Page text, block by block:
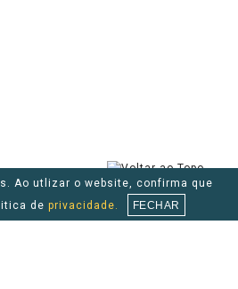
Ao utlizar o website, confirma que
de privacidade. FECHAR